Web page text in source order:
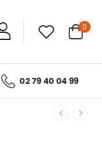
0
02 79 40 04 99